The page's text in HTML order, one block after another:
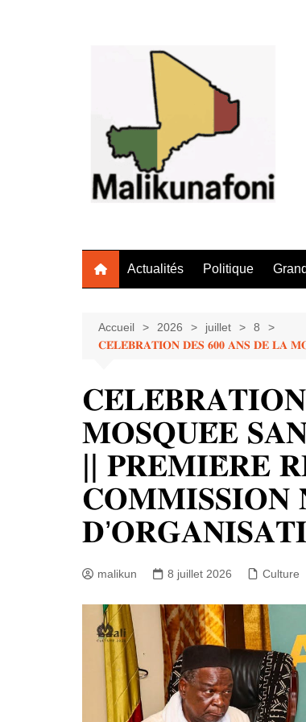
Actualités Politique
Accueil 2026 juillet
8
𝐂𝐄́𝐋𝐄́𝐁𝐑𝐀𝐓𝐈𝐎𝐍 𝐃𝐄𝐒 𝟔𝟎𝟎 𝐀𝐍𝐒 𝐃𝐄 𝐋𝐀
𝐌𝐎𝐒𝐐𝐔𝐄́𝐄
|| 𝐏𝐑𝐄𝐌𝐈𝐄̀𝐑𝐄
𝐂𝐎𝐌𝐌𝐈𝐒𝐒𝐈𝐎𝐍
malikun 8 juillet 2026 Culture